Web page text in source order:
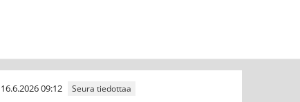
16.6.2026 09:12 Seura tiedottaa